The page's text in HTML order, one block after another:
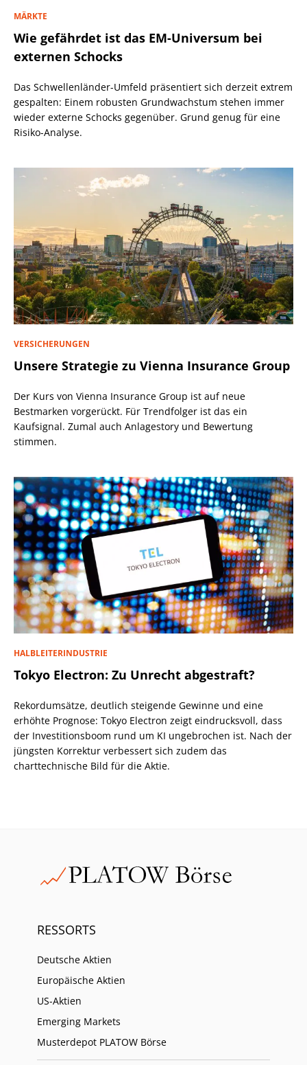
MÄRKTE
Wie gefährdet ist das EM-Universum bei
externen Schocks
Das Schwellenländer-Umfeld präsentiert sich derzeit extrem
gespalten: Einem robusten Grundwachstum stehen immer
wieder externe Schocks gegenüber. Grund genug für eine
Risiko-Analyse.
VERSICHERUNGEN
Unsere Strategie zu Vienna Insurance Group
Der Kurs von Vienna Insurance Group ist auf neue
Bestmarken vorgerückt. Für Trendfolger ist das ein
Kaufsignal. Zumal auch Anlagestory und Bewertung
stimmen.
HALBLEITERINDUSTRIE
Tokyo Electron: Zu Unrecht abgestraft?
Rekordumsätze, deutlich steigende Gewinne und eine
erhöhte Prognose: Tokyo Electron zeigt eindrucksvoll, dass
der Investitionsboom rund um KI ungebrochen ist. Nach der
jüngsten Korrektur verbessert sich zudem das
charttechnische Bild für die Aktie.
RESSORTS
Deutsche Aktien
Europäische Aktien
US-Aktien
Emerging Markets
Musterdepot PLATOW Börse